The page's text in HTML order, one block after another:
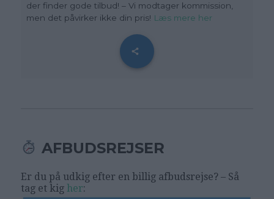
der finder gode tilbud! – Vi modtager kommission,
men det påvirker ikke din pris! Læs mere her
AFBUDSREJSER
Er du på udkig efter en billig afbudsrejse? – Så
tag et kig her: